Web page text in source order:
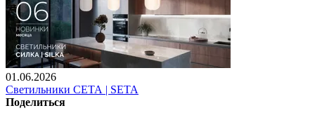
01.06.2026
Светильники СЕТА | SETA
Поделиться